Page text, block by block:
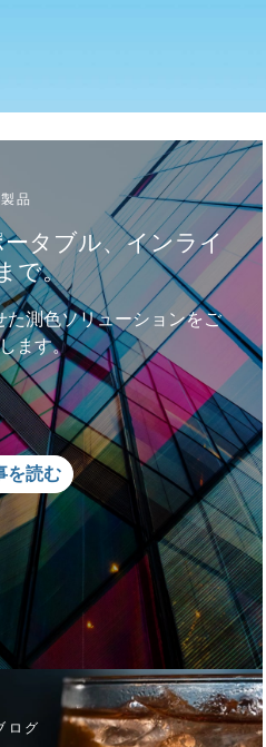
製品
タブル、インライ
で。
測色ソリューションをご
ます。
を読む
ログ